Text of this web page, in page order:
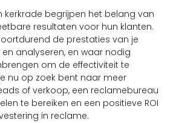
kerkrade begrijpen het belang van
resultaten voor hun klanten.
de prestaties van je
analyseren, en waar nodig
om de effectiviteit te
nu op zoek bent naar meer
of verkoop, een reclamebureau
te bereiken en een positieve ROI
in reclame.